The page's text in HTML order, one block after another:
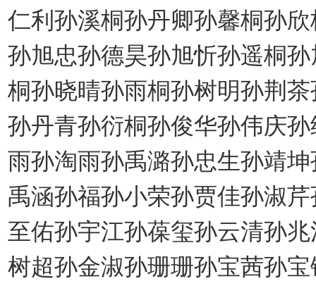
仁利孙溪桐孙丹卿孙馨桐孙
孙旭忠孙德昊孙旭忻孙遥桐
桐孙晓晴孙雨桐孙树明孙荆
孙丹青孙衍桐孙俊华孙伟庆
雨孙淘雨孙禹潞孙忠生孙靖
禹涵孙福孙小荣孙贾佳孙淑
至佑孙宇江孙葆玺孙云清孙
树超孙金淑孙珊珊孙宝茜孙